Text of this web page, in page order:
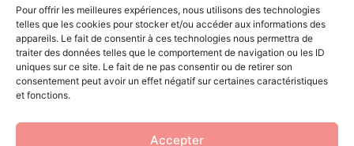
Pour offrir les meilleures expériences, nous utilisons des technologies
telles que les cookies pour stocker et/ou accéder aux informations des
appareils. Le fait de consentir à ces technologies nous permettra de
traiter des données telles que le comportement de navigation ou les ID
uniques sur ce site. Le fait de ne pas consentir ou de retirer son
consentement peut avoir un effet négatif sur certaines caractéristiques
et fonctions.
Accepter
SAVONS SHAMPOINGS AVEC HUILES ESSENTIELLES
SAVONS SHAMPOINGS SANS HUILE ESSENTIELLE
SAVONS VISAGE ET CORPS AUX HUILES ESSENTIELLES
SAVONS VISAGE ET CORPS SANS HUILE ESSENTIELLE